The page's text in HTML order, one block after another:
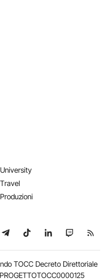
University
Travel
Produzioni
su WhatsApp
Seguici su Telegram
Seguici su TikTok
Seguici su
Seguici
TOCC Decreto Direttoriale